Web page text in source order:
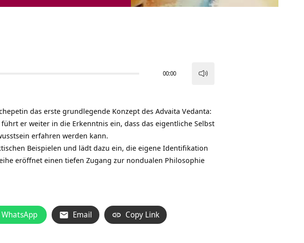
00:00
die
das erste grundlegende Konzept des Advaita Vedanta:
er weiter in die Erkenntnis ein, dass das eigentliche Selbst
erfahren werden kann.
Beispielen und lädt dazu ein, die eigene Identifikation
eröffnet einen tiefen Zugang zur nondualen Philosophie
WhatsApp Email Copy Link